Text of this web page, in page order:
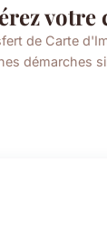
de Carte
démarches